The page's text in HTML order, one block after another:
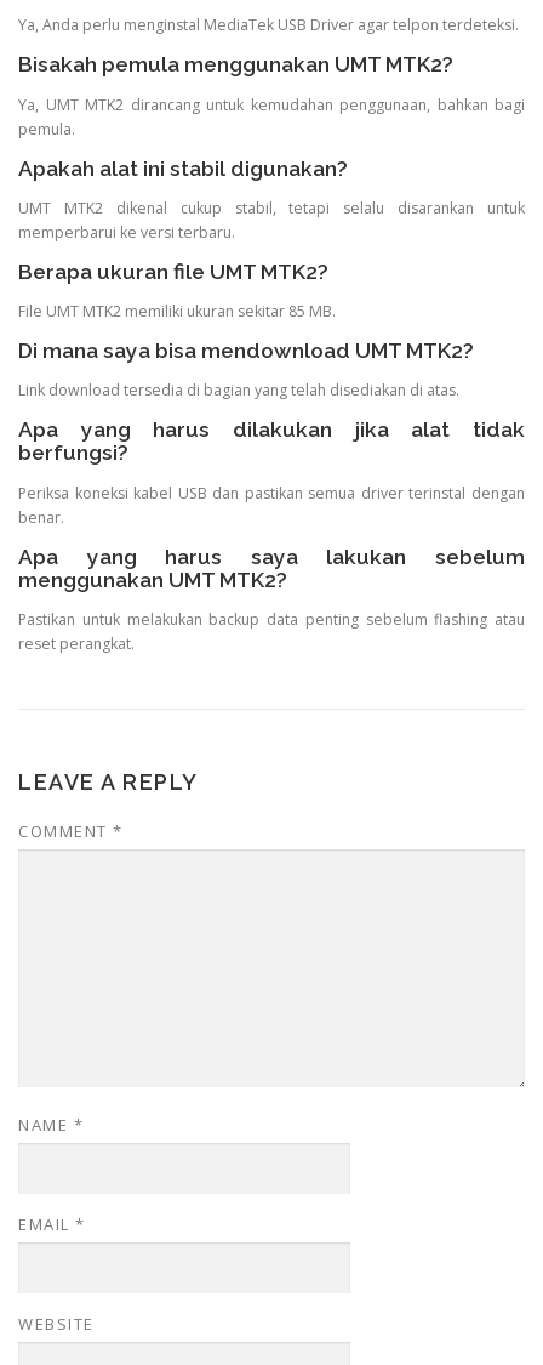
Ya, Anda perlu menginstal MediaTek USB Driver agar telpon terdeteksi.
Bisakah pemula menggunakan UMT MTK2?
Ya, UMT MTK2 dirancang untuk kemudahan penggunaan, bahkan bagi
pemula.
Apakah alat ini stabil digunakan?
UMT MTK2 dikenal cukup stabil, tetapi selalu disarankan untuk
memperbarui ke versi terbaru.
Berapa ukuran file UMT MTK2?
File UMT MTK2 memiliki ukuran sekitar 85 MB.
Di mana saya bisa mendownload UMT MTK2?
Link download tersedia di bagian yang telah disediakan di atas.
Apa yang harus dilakukan jika alat tidak
berfungsi?
Periksa koneksi kabel USB dan pastikan semua driver terinstal dengan
benar.
Apa yang harus saya lakukan sebelum
menggunakan UMT MTK2?
Pastikan untuk melakukan backup data penting sebelum flashing atau
reset perangkat.
LEAVE A REPLY
COMMENT *
NAME *
EMAIL *
WEBSITE